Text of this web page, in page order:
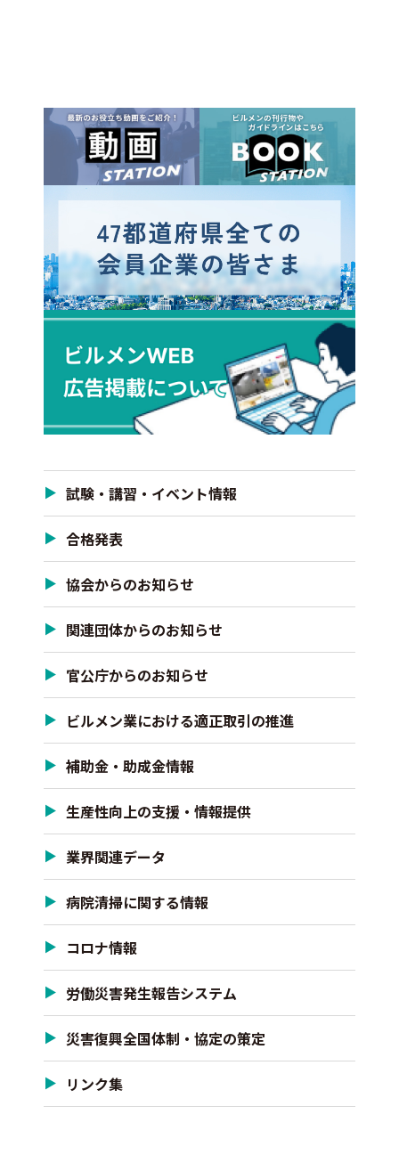
試験・講習・イベント情報
合格発表
協会からのお知らせ
関連団体からのお知らせ
官公庁からのお知らせ
ビルメン業における適正取引の推進
補助金・助成金情報
生産性向上の支援・情報提供
業界関連データ
病院清掃に関する情報
コロナ情報
労働災害発生報告システム
災害復興全国体制・協定の策定
リンク集